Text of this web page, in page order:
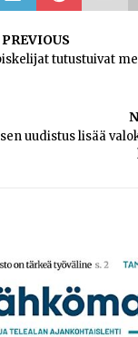
PREVIOUS
tutustuivat
uudistus lisää